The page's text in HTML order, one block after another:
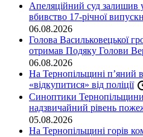
Апеляційний суд залишив
вбивство 17-річної
06.08.2026
Голова Васильковецької
отримав Подяку Голови
06.08.2026
На Тернопільщині п’яний
«відкупитися» від поліції
Синоптики
надзвичайний рівень
05.08.2026
На Тернопільщині горів